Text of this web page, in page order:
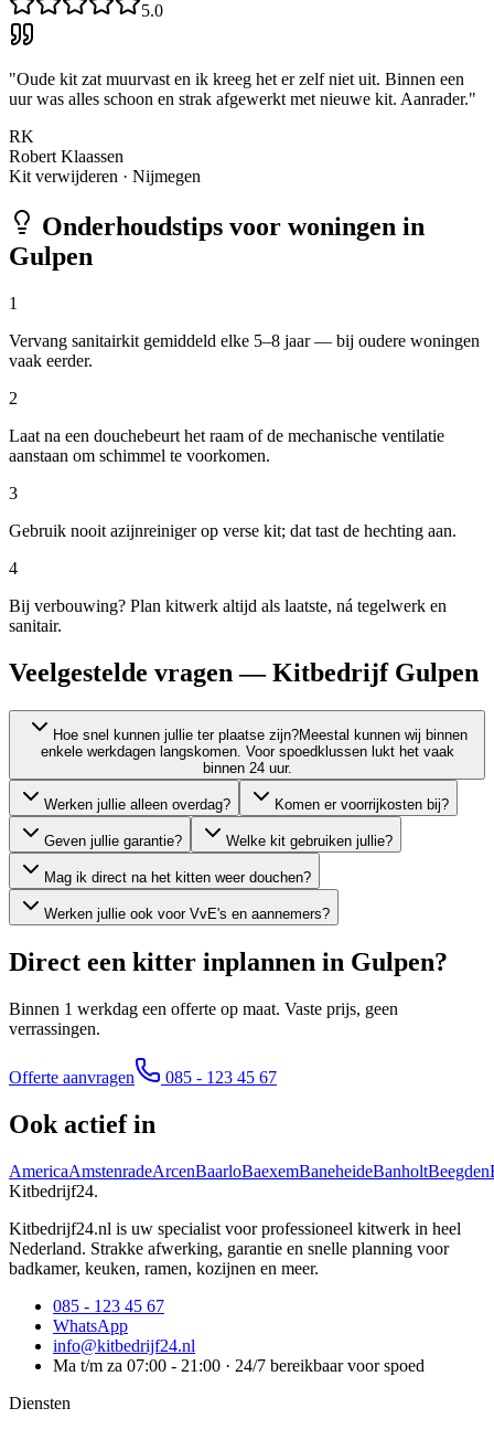
5.0
"Oude kit zat muurvast en ik kreeg het er zelf niet uit. Binnen een
uur was alles schoon en strak afgewerkt met nieuwe kit. Aanrader."
RK
Robert Klaassen
Kit verwijderen · Nijmegen
Onderhoudstips voor woningen in
Gulpen
1
Vervang sanitairkit gemiddeld elke 5–8 jaar — bij oudere woningen
vaak eerder.
2
Laat na een douchebeurt het raam of de mechanische ventilatie
aanstaan om schimmel te voorkomen.
3
Gebruik nooit azijnreiniger op verse kit; dat tast de hechting aan.
4
Bij verbouwing? Plan kitwerk altijd als laatste, ná tegelwerk en
sanitair.
Veelgestelde vragen — Kitbedrijf Gulpen
Hoe snel kunnen jullie ter plaatse zijn?Meestal kunnen wij binnen
enkele werkdagen langskomen. Voor spoedklussen lukt het vaak
binnen 24 uur.
Werken jullie alleen overdag? Komen er voorrijkosten bij?
Geven jullie garantie? Welke kit gebruiken jullie?
Mag ik direct na het kitten weer douchen?
Werken jullie ook voor VvE's en aannemers?
Direct een kitter inplannen in Gulpen?
Binnen 1 werkdag een offerte op maat. Vaste prijs, geen
verrassingen.
Offerte aanvragen 085 - 123 45 67
Ook actief in
AmericaAmstenradeArcenBaarloBaexemBaneheideBanholtBeegden
Kitbedrijf24.
Kitbedrijf24.nl is uw specialist voor professioneel kitwerk in heel
Nederland. Strakke afwerking, garantie en snelle planning voor
badkamer, keuken, ramen, kozijnen en meer.
085 - 123 45 67
WhatsApp
info@kitbedrijf24.nl
Ma t/m za 07:00 - 21:00 · 24/7 bereikbaar voor spoed
Diensten